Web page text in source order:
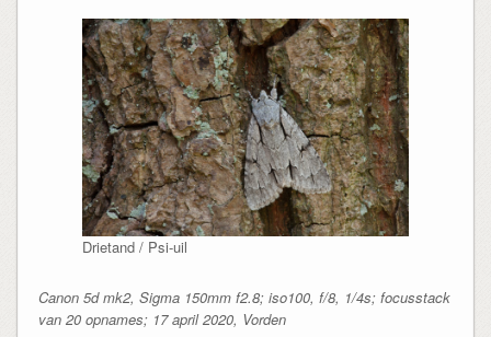
Drietand / Psi-uil
Canon 5d mk2, Sigma 150mm f2.8; iso100, f/8, 1/4s; focusstack
van 20 opnames; 17 april 2020, Vorden